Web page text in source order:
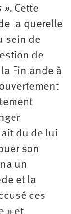
». Cette
la querelle
sein de
de
Finlande à
du de lui
son
un
et la
ces